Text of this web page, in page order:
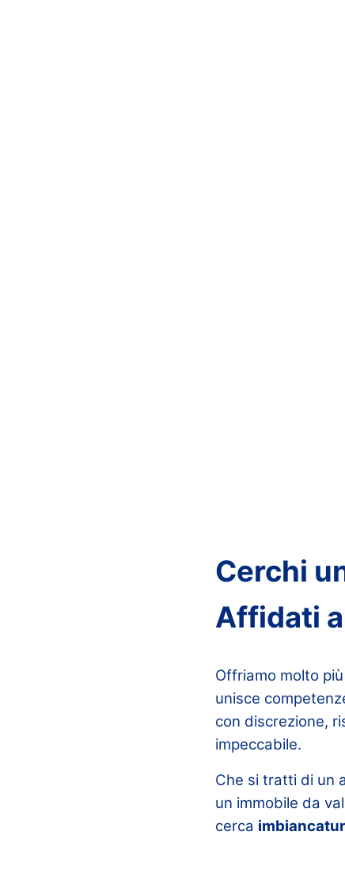
Cerchi
Affidati
Offriamo molto
unisce
con discrezione,
impeccabile.
Che si tratti di un
un immobile da
cerca